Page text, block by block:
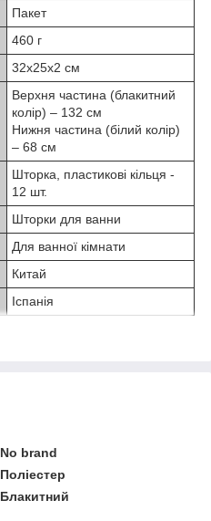
Пакет
460 г
32х25х2 см
Верхня частина (блакитний
колір) – 132 см
Нижня частина (білий колір)
– 68 см
Шторка, пластикові кільця -
12 шт.
Шторки для ванни
Для ванної кімнати
Китай
Іспанія
No brand
Поліестер
Блакитний